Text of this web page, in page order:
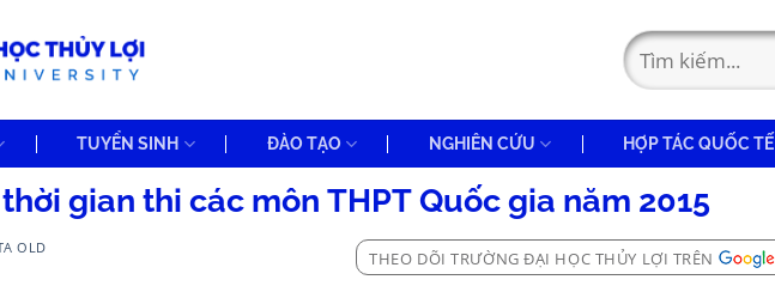
TUYỂN SINH ĐÀO TẠO NGHIÊN CỨU HỢP TÁC QUỐC TẾ
gian thi các môn THPT Quốc gia năm 2015
OLD
THEO DÕI TRƯỜNG ĐẠI HỌC THỦY LỢI TRÊN